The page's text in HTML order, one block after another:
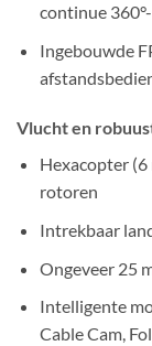
continue
Ingebouwde
Vlucht en
Hexacopter
rotoren
Intrekbaar
Ongeveer 25
Intelligente
Cable Cam,